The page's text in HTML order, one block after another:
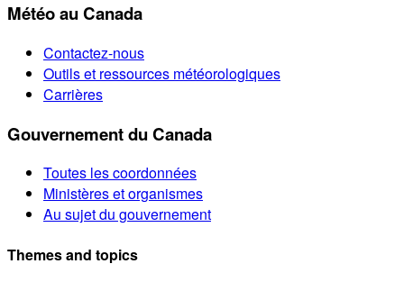
Météo au Canada
Contactez-nous
Outils et ressources météorologiques
Carrières
Gouvernement du Canada
Toutes les coordonnées
Ministères et organismes
Au sujet du gouvernement
Themes and topics